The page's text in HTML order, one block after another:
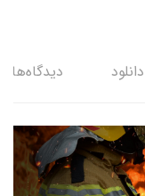
دانلود دیدگاه‌ها